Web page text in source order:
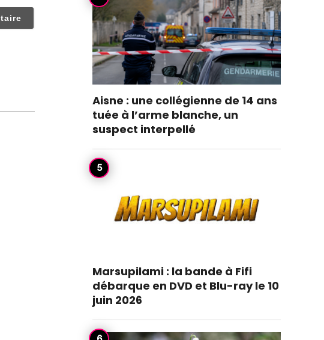
Aisne : une collégienne de 14 ans
tuée à l’arme blanche, un
suspect interpellé
Marsupilami : la bande à Fifi
débarque en DVD et Blu-ray le 10
juin 2026